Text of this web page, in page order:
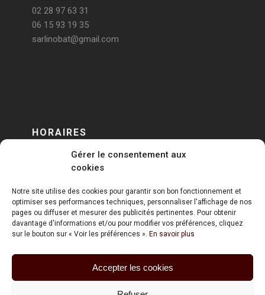
Gérer le consentement aux
cookies
Notre site utilise des cookies pour garantir son bon fonctionnement et
optimiser ses performances techniques, personnaliser l'affichage de nos
pages ou diffuser et mesurer des publicités pertinentes. Pour obtenir
davantage d'informations et/ou pour modifier vos préférences, cliquez
sur le bouton sur « Voir les préférences ». En savoir plus
Accepter les cookies
02 28 97 63 31
06 15 93 19 35
sarlinobat@gmail.com
HORAIRES
DU LUNDI AU VENDREDI